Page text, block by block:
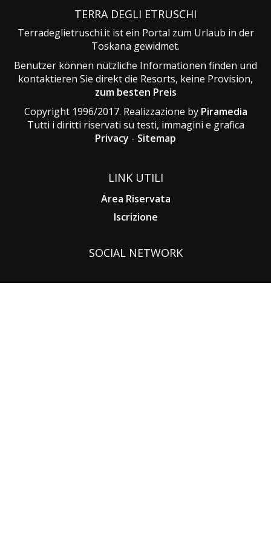
TERRA DEGLI ETRUSCHI
Terradeglietruschi.it ist ein Portal zum Urlaub in der
Toskana gewidmet.
Benutzer können nützliche Informationen finden und
kontaktieren Sie direkt die Resorts, keine Provision,
zum besten Preis
Copyright 1996/2017. Realizzazione by Piramedia
Tutti i diritti riservati su testi, immagini e grafica
Privacy - Sitemap
LINK UTILI
Area Riservata
Iscrizione
SOCIAL NETWORK